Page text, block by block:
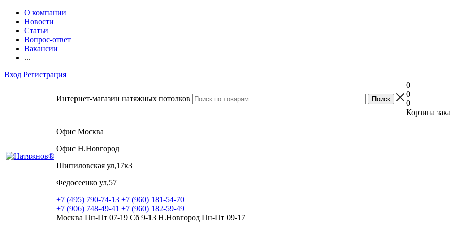
О компании
Новости
Статьи
Вопрос-ответ
Вакансии
...
Вход Регистрация
Интернет-магазин натяжных потолков
0
0
0
Корзина
Офис Москва
Офис Н.Новгород
Шипиловская ул,17к3
Федосеенко ул,57
+7 (495) 790-74-13 +7 (960) 181-54-70
+7 (906) 748-49-41 +7 (960) 182-59-49
Москва Пн-Пт 07-19 Сб 9-13 Н.Новгород Пн-Пт 09-17